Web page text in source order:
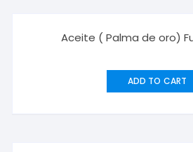
Aceite ( Palma de oro)
ADD TO CART